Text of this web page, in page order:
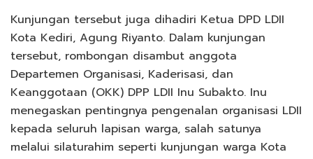
Kunjungan tersebut juga dihadiri Ketua DPD LDII
Kota Kediri, Agung Riyanto. Dalam kunjungan
tersebut, rombongan disambut anggota
Departemen Organisasi, Kaderisasi, dan
Keanggotaan (OKK) DPP LDII Inu Subakto. Inu
menegaskan pentingnya pengenalan organisasi LDII
kepada seluruh lapisan warga, salah satunya
melalui silaturahim seperti kunjungan warga Kota